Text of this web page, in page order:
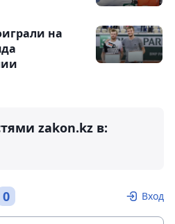
на
zakon.kz в:
0 Вход